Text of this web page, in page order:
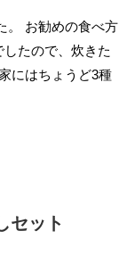
。 お勧めの食べ方
たので、炊きた
にはちょうど3種
セット